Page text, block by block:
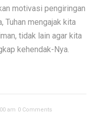
motivasi pengiringan
Tuhan mengajak kita
tidak lain agar kita
kehendak-Nya.
am 0 Comments